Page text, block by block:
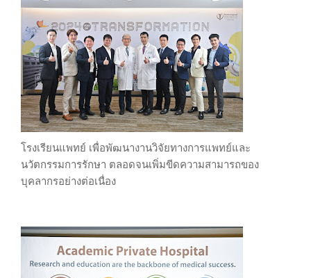
โรงเรียนแพทย์ เพื่อพัฒนางานวิจัยทางการแพทย์และ
นวัตกรรมการรักษา ตลอดจนเพิ่มขีดความสามารถของ
บุคลากรอย่างต่อเนื่อง